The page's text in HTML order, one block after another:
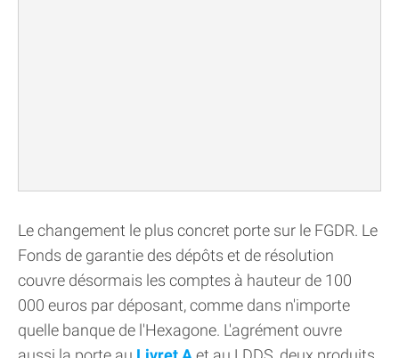
Le changement le plus concret porte sur le FGDR. Le
Fonds de garantie des dépôts et de résolution
couvre désormais les comptes à hauteur de 100
000 euros par déposant, comme dans n'importe
quelle banque de l'Hexagone. L'agrément ouvre